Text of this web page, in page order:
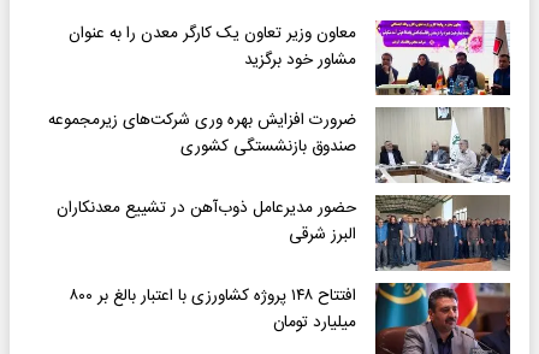
معاون وزیر تعاون یک کارگر معدن را به عنوان
مشاور خود برگزید
ضرورت افزایش بهره‌ وری شرکت‌های زیرمجموعه
صندوق بازنشستگی کشوری
حضور مدیرعامل ذوب‌آهن در تشییع معدنکاران
البرز شرقی
افتتاح ۱۴۸ پروژه کشاورزی با اعتبار بالغ بر ۸۰۰
میلیارد تومان